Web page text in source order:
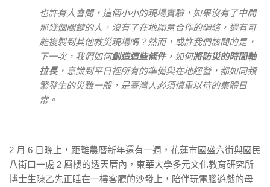
也許有人會問，這個小小的現場實驗，如果沒有了中間
那幾個關鍵的人，沒有了在地願意合作的網絡，還有可
能複製到其他救災現場嗎？然而，或許我們該問的是，
下一次，我們如何創造這些條件，如何將防災的時間軸
拉長，意識到平日裡所有的準備與在地經營，都如同頻
繁發生的災難一般，是臺灣人必須慎重以待的集體日
常。
2 月 6 日晚上，距離農曆新年還有一週，花蓮市國盛六街與國民
八街口一處 2 層樓的透天厝內，東華大學多元文化教育研究所
博士生陳乙先正睡在一樓客廳的沙發上，陪伴玩電腦遊戲的母